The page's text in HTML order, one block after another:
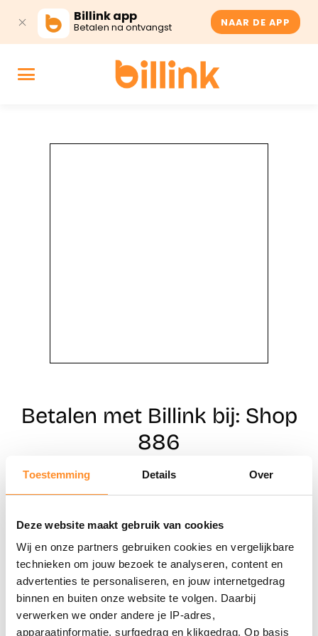
Toestemming Details Over
Deze website maakt gebruik van cookies
Wij en onze partners gebruiken cookies en vergelijkbare
technieken om jouw bezoek te analyseren, content en
advertenties te personaliseren, en jouw internetgedrag
binnen en buiten onze website te volgen. Daarbij
verwerken we onder andere je IP-adres,
apparaatinformatie, surfgedrag en klikgedrag. Op basis
Billink app
Betalen na ontvangst NAAR DE APP
Betalen met Billink bij: Shop
886
Naar winkels